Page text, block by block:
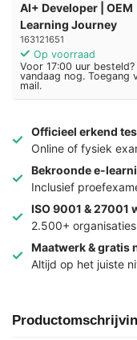
AI+ Developer | OEM
Learning Journey
163121651
Op voorraad
Voor 17:00 uur
vandaag nog. Toegang
mail.
Officieel erkend
Online of fysiek
Bekroonde e-
Inclusief
ISO 9001 & 27001
2.500+
Maatwerk & gratis
Altijd op het juiste